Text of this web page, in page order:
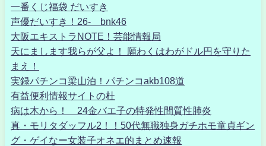
一番くじ福袋 だいすき
声優だいすき！26- bnk46
大阪エキストラNOTE！芸能情報局
天にまします我らが父よ！ 願わくはわがドル円を守りた
まえ！
実録パチンコ梁山泊！パチンコakb108道
有益便利情報サイトの杜
病は木から！ 24金バエ子の特発性間質性肺炎
真・モリタダッフル2！！50代無職独身ガチホモ童貞ギン
グ・ゲイなー女装子オネエ的まとめ速報